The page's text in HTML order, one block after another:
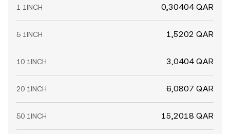
1 1INCH 0,30404 QAR
5 1INCH 1,5202 QAR
10 1INCH 3,0404 QAR
20 1INCH 6,0807 QAR
50 1INCH 15,2018 QAR